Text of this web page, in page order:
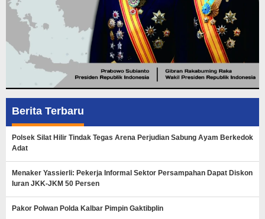
Berita Terbaru
Polsek Silat Hilir Tindak Tegas Arena Perjudian Sabung Ayam Berkedok
Adat
Menaker Yassierli: Pekerja Informal Sektor Persampahan Dapat Diskon
Iuran JKK-JKM 50 Persen
Pakor Polwan Polda Kalbar Pimpin Gaktibplin